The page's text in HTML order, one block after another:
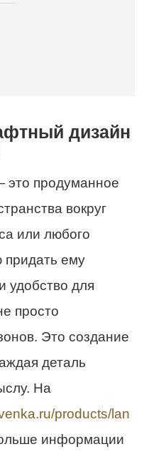
дизайн
продуманное
вокруг
или любого
придать ему
удобство для
просто
Это создание
деталь
На
products/lan
информации